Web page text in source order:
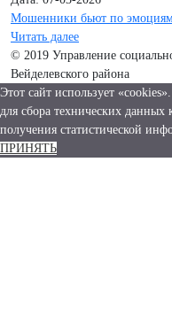
Мошенники бьют по
Читать далее
© 2019 Управление
Вейделевского района
Этот сайт использует
для сбора технических данных
получения статистической
ПРИНЯТЬ